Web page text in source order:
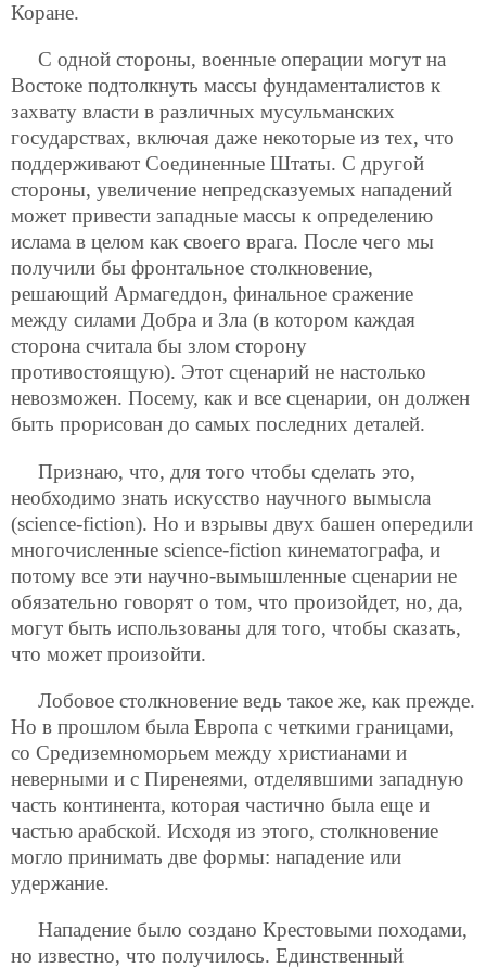
Коране.
С одной стороны, военные операции могут на
Востоке подтолкнуть массы фундаменталистов к
захвату власти в различных мусульманских
государствах, включая даже некоторые из тех, что
поддерживают Соединенные Штаты. С другой
стороны, увеличение непредсказуемых нападений
может привести западные массы к определению
ислама в целом как своего врага. После чего мы
получили бы фронтальное столкновение,
решающий Армагеддон, финальное сражение
между силами Добра и Зла (в котором каждая
сторона считала бы злом сторону
противостоящую). Этот сценарий не настолько
невозможен. Посему, как и все сценарии, он должен
быть прорисован до самых последних деталей.
Признаю, что, для того чтобы сделать это,
необходимо знать искусство научного вымысла
(science-fiction). Но и взрывы двух башен опередили
многочисленные science-fiction кинематографа, и
потому все эти научно-вымышленные сценарии не
обязательно говорят о том, что произойдет, но, да,
могут быть использованы для того, чтобы сказать,
что может произойти.
Лобовое столкновение ведь такое же, как прежде.
Но в прошлом была Европа с четкими границами,
со Средиземноморьем между христианами и
неверными и с Пиренеями, отделявшими западную
часть континента, которая частично была еще и
частью арабской. Исходя из этого, столкновение
могло принимать две формы: нападение или
удержание.
Нападение было создано Крестовыми походами,
но известно, что получилось. Единственный